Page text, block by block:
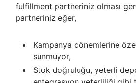
fulfillment partneriniz olması
partneriniz eğer,
Kampanya dönemlerine
sunmuyor,
Stok doğruluğu, yeterli